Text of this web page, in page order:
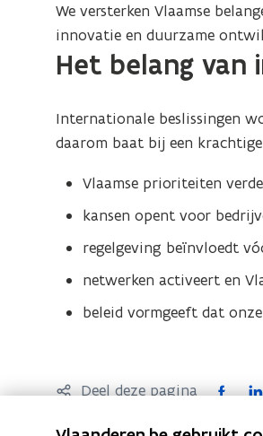
We versterken Vlaamse
innovatie en duurzame
Het belang van
Internationale beslissingen
daarom baat bij een
Vlaamse prioriteiten
kansen opent voor
regelgeving beïnvloedt
netwerken activeert en
beleid vormgeeft dat
Deel deze pagina
F
L